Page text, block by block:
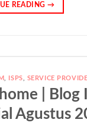
READING →
ISPS SERVICE
|
Agustus